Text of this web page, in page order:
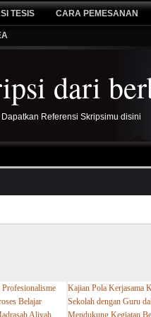
TESIS CARA PEMESANAN
dari
Referensi Skripsimu disini
Belajar
Aliyah
Kajian Pola Kerjasama
Sekolah dengan Guru
Mendukung Kegiatan